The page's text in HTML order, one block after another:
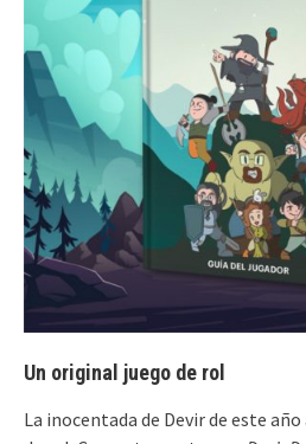
Un original juego de rol
La inocentada de Devir de este